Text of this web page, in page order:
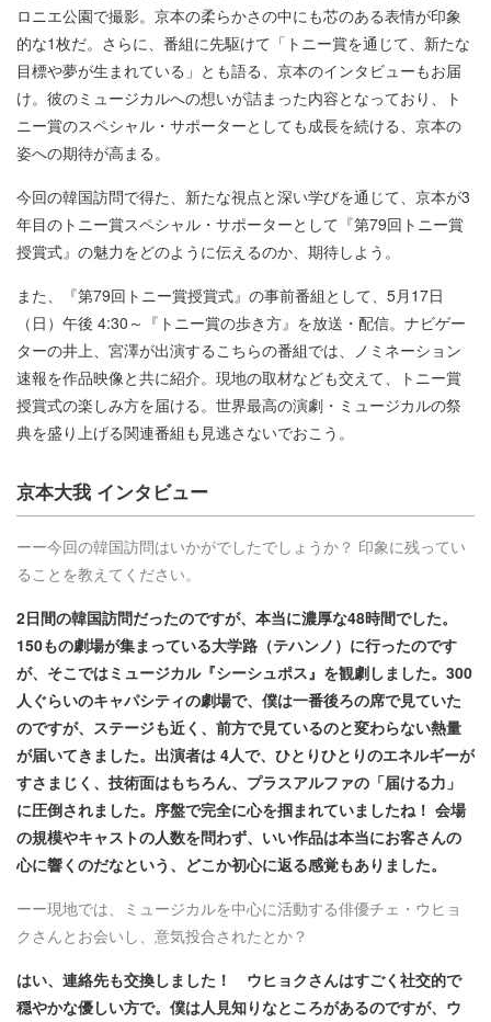
ロニエ公園で撮影。京本の柔らかさの中にも芯のある表情が印象
的な1枚だ。さらに、番組に先駆けて「トニー賞を通じて、新たな
目標や夢が生まれている」とも語る、京本のインタビューもお届
け。彼のミュージカルへの想いが詰まった内容となっており、ト
ニー賞のスペシャル・サポーターとしても成長を続ける、京本の
姿への期待が高まる。
今回の韓国訪問で得た、新たな視点と深い学びを通じて、京本が3
年目のトニー賞スペシャル・サポーターとして『第79回トニー賞
授賞式』の魅力をどのように伝えるのか、期待しよう。
また、『第79回トニー賞授賞式』の事前番組として、5月17日
（日）午後 4:30～『トニー賞の歩き方』を放送・配信。ナビゲー
ターの井上、宮澤が出演するこちらの番組では、ノミネーション
速報を作品映像と共に紹介。現地の取材なども交えて、トニー賞
授賞式の楽しみ方を届ける。世界最高の演劇・ミュージカルの祭
典を盛り上げる関連番組も見逃さないでおこう。
京本大我 インタビュー
ーー今回の韓国訪問はいかがでしたでしょうか？ 印象に残ってい
ることを教えてください。
2日間の韓国訪問だったのですが、本当に濃厚な48時間でした。
150もの劇場が集まっている大学路（テハンノ）に行ったのです
が、そこではミュージカル『シーシュポス』を観劇しました。300
人ぐらいのキャパシティの劇場で、僕は一番後ろの席で見ていた
のですが、ステージも近く、前方で見ているのと変わらない熱量
が届いてきました。出演者は 4人で、ひとりひとりのエネルギーが
すさまじく、技術面はもちろん、プラスアルファの「届ける力」
に圧倒されました。序盤で完全に心を掴まれていましたね！ 会場
の規模やキャストの人数を問わず、いい作品は本当にお客さんの
心に響くのだなという、どこか初心に返る感覚もありました。
ーー現地では、ミュージカルを中心に活動する俳優チェ・ウヒョ
クさんとお会いし、意気投合されたとか？
はい、連絡先も交換しました！ ウヒョクさんはすごく社交的で
穏やかな優しい方で。僕は人見知りなところがあるのですが、ウ